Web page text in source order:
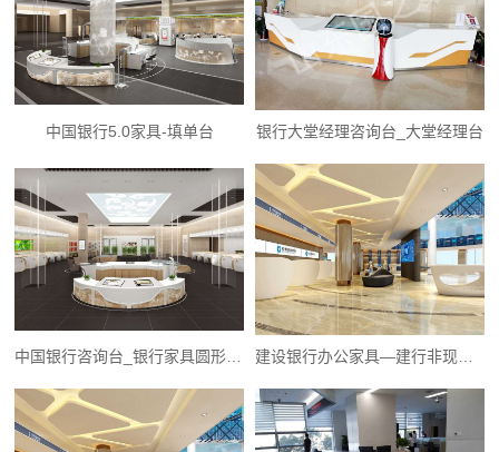
中国银行5.0家具-填单台 银行大堂经理咨询台_大堂经理台
建设银行办公家具—建行非现金柜台